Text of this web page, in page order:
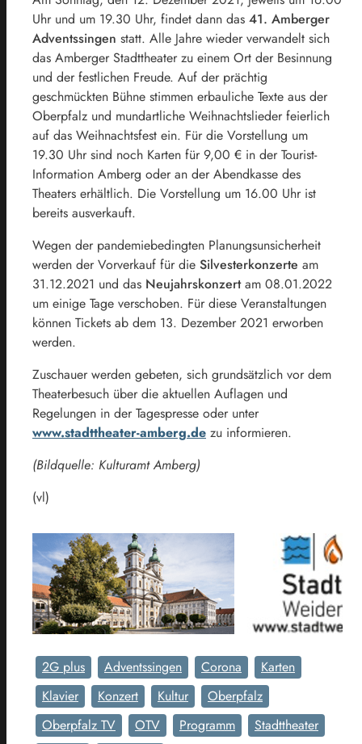
Uhr und um 19.30 Uhr, findet dann das 41. Amberger
Adventssingen statt. Alle Jahre wieder verwandelt sich
das Amberger Stadttheater zu einem Ort der Besinnung
und der festlichen Freude. Auf der prächtig
geschmückten Bühne stimmen erbauliche Texte aus der
Oberpfalz und mundartliche Weihnachtslieder feierlich
auf das Weihnachtsfest ein. Für die Vorstellung um
19.30 Uhr sind noch Karten für 9,00 € in der Tourist-
Information Amberg oder an der Abendkasse des
Theaters erhältlich. Die Vorstellung um 16.00 Uhr ist
bereits ausverkauft.
Wegen der pandemiebedingten Planungsunsicherheit
werden der Vorverkauf für die Silvesterkonzerte am
31.12.2021 und das Neujahrskonzertam 08.01.2022
um einige Tage verschoben. Für diese Veranstaltungen
können Tickets ab dem 13. Dezember 2021 erworben
werden.
Zuschauer werden gebeten, sich grundsätzlich vor dem
Theaterbesuch über die aktuellen Auflagen und
Regelungen in der Tagespresse oder unter
www.stadttheater-amberg.de zu informieren.
(Bildquelle: Kulturamt Amberg)
(vl)
2G plus Adventssingen Corona
Karten
Klavier
Konzert Kultur
Oberpfalz
Oberpfalz TV
OTV Programm
Stadttheater